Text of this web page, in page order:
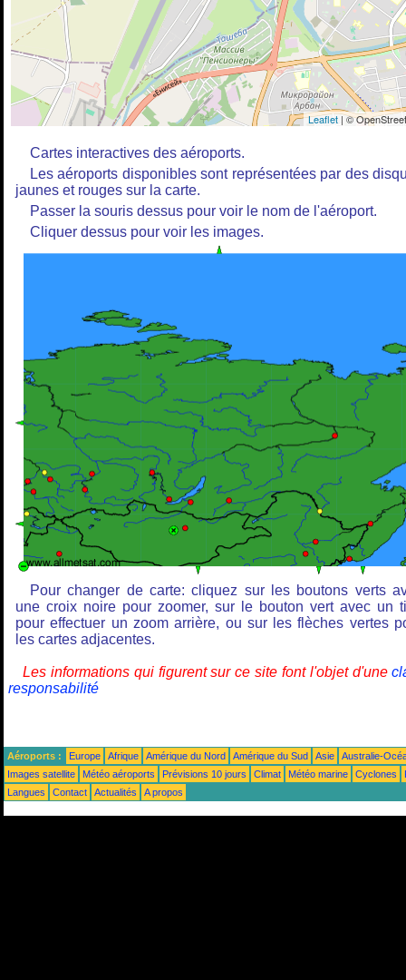
Leaflet| ©
Cartes interactives des aéroports.
Les aéroports disponibles sont représentées par des
jaunes et rouges sur la carte.
Passer la souris dessus pour voir le nom de l'aéroport.
Cliquer dessus pour voir les images.
Pour changer de carte: cliquez sur les boutons verts
une croix noire pour zoomer, sur le bouton vert avec un
pour effectuer un zoom arrière, ou sur les flèches vertes
les cartes adjacentes.
Les informations qui figurent sur ce site font l'objet d'une
responsabilité
Aéroports : Europe Afrique Amérique du Nord Amérique du Sud Asie
Australie-
Images satellite
Météo aéroports Prévisions 10 jours Climat Météo marine Cyclones
Langues
Contact Actualités A propos